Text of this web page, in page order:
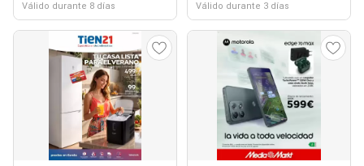
Válido durante 8 días Válido durante 3 días